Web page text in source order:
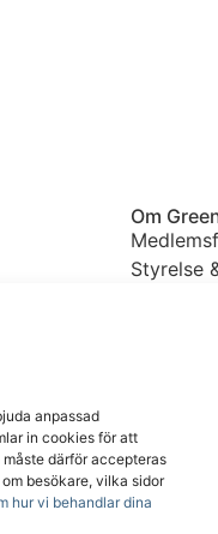
anpassad
in cookies för att
därför accepteras
besökare, vilka sidor
hur vi behandlar dina
Om
Styrelse
Bli